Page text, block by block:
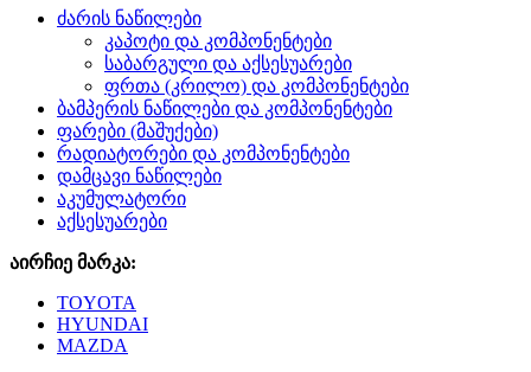
ძარის ნაწილები
კაპოტი და კომპონენტები
საბარგული და აქსესუარები
ფრთა (კრილო) და კომპონენტები
ბამპერის ნაწილები და კომპონენტები
ფარები (მაშუქები)
რადიატორები და კომპონენტები
დამცავი ნაწილები
აკუმულატორი
აქსესუარები
აირჩიე მარკა:
TOYOTA
HYUNDAI
MAZDA